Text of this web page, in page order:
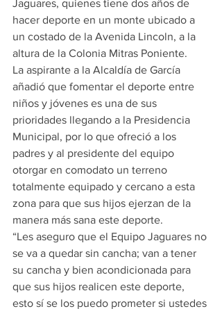
Jaguares, quienes tiene dos años de
hacer deporte en un monte ubicado a
un costado de la Avenida Lincoln, a la
altura de la Colonia Mitras Poniente.
La aspirante a la Alcaldía de García
añadió que fomentar el deporte entre
niños y jóvenes es una de sus
prioridades llegando a la Presidencia
Municipal, por lo que ofreció a los
padres y al presidente del equipo
otorgar en comodato un terreno
totalmente equipado y cercano a esta
zona para que sus hijos ejerzan de la
manera más sana este deporte.
“Les aseguro que el Equipo Jaguares no
se va a quedar sin cancha; van a tener
su cancha y bien acondicionada para
que sus hijos realicen este deporte,
esto sí se los puedo prometer si ustedes